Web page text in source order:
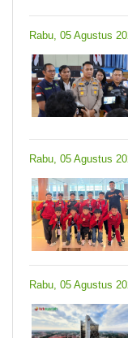
Rabu, 05 Agustus
Rabu, 05 Agustus
Rabu, 05 Agustus